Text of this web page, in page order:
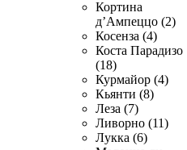
Кортина
д’Ампеццо (2)
Косенза (4)
Коста Парадизо
(18)
Курмайор (4)
Кьянти (8)
Леза (7)
Ливорно (11)
Лукка (6)